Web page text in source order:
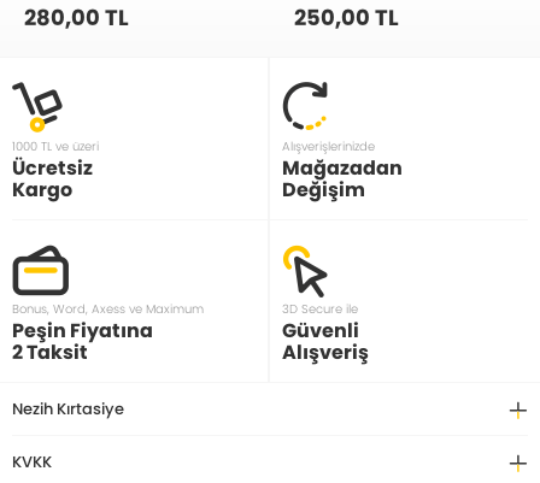
280,00 TL 250,00 TL
1000 TL ve üzeri
Ücretsiz
Kargo
Alışverişlerinizde
Mağazadan
Değişim
Bonus, Word, Axess ve Maximum
Peşin Fiyatına
2 Taksit
3D Secure ile
Güvenli
Alışveriş
Nezih Kırtasiye
KVKK